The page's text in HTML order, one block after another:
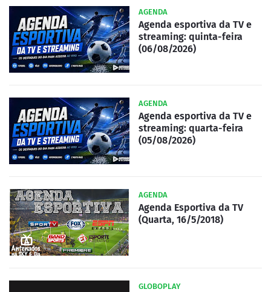
AGENDA
Agenda esportiva da TV e
streaming: quinta-feira
(06/08/2026)
AGENDA
Agenda esportiva da TV e
streaming: quarta-feira
(05/08/2026)
AGENDA
Agenda Esportiva da TV
(Quarta, 16/5/2018)
GLOBOPLAY